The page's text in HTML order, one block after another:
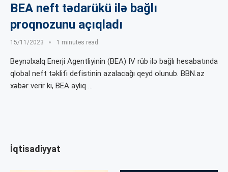
BEA neft tədarükü ilə bağlı
proqnozunu açıqladı
15/11/2023 1 minutes read
Beynəlxalq Enerji Agentliyinin (BEA) IV rüb ilə bağlı hesabatında
qlobal neft təklifi defistinin azalacağı qeyd olunub. BBN.az
xəbər verir ki, BEA aylıq …
İqtisadiyyat